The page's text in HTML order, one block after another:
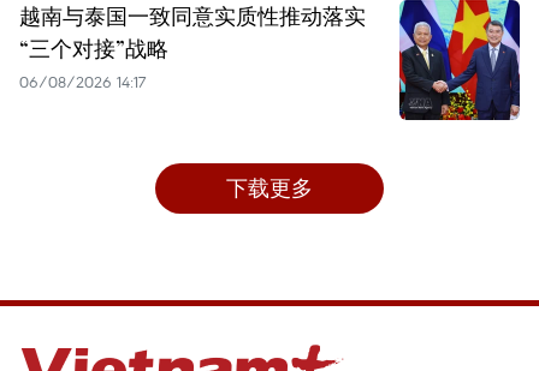
越南与泰国一致同意实质性推动落实
“三个对接”战略
06/08/2026 14:17
下载更多